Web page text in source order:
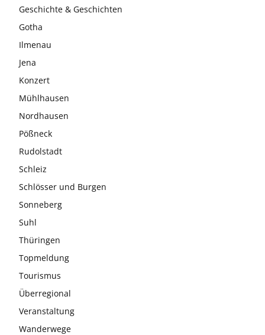
Geschichte & Geschichten
Gotha
Ilmenau
Jena
Konzert
Mühlhausen
Nordhausen
Pößneck
Rudolstadt
Schleiz
Schlösser und Burgen
Sonneberg
Suhl
Thüringen
Topmeldung
Tourismus
Überregional
Veranstaltung
Wanderwege